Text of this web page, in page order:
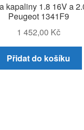
kapaliny 1.8 16V a
Peugeot 1341F9
1 452,00 Kč
Přidat do košíku